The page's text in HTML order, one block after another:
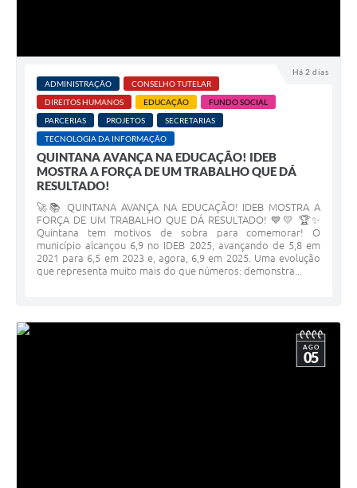
Há 2 dias
ADMINISTRAÇÃO
CONSELHO TUTELAR
DIREITOS HUMANOS
EDUCAÇÃO
FUNDO SOCIAL
PARCERIAS
PROJETOS
SECRETARIAS
TECNOLOGIA DA INFORMAÇÃO
QUINTANA AVANÇA NA EDUCAÇÃO! IDEB
MOSTRA A FORÇA DE UM TRABALHO QUE DÁ
RESULTADO!
🚀📚 QUINTANA AVANÇA NA EDUCAÇÃO! IDEB MOSTRA A
FORÇA DE UM TRABALHO QUE DÁ RESULTADO! 💙💛 🏆✨
Quintana tem motivos de sobra para comemorar! O
município alcançou 6,9 no IDEB 2025, avançando de 5,8 em
2021 para 6,5 em 2023 e, agora, 6,9 em 2025. Uma evolução
que representa muito mais do que números: demonstra...
AGO
05